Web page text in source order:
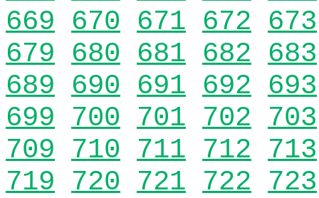
669 670 671 672 673
679 680 681 682 683
689 690 691 692 693
699 700 701 702 703
709 710 711 712 713
719 720 721 722 723